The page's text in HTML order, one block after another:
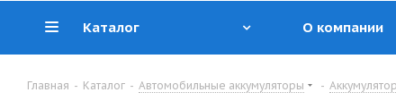
Каталог О компании
Главная - Каталог - Автомобильные аккумуляторы -